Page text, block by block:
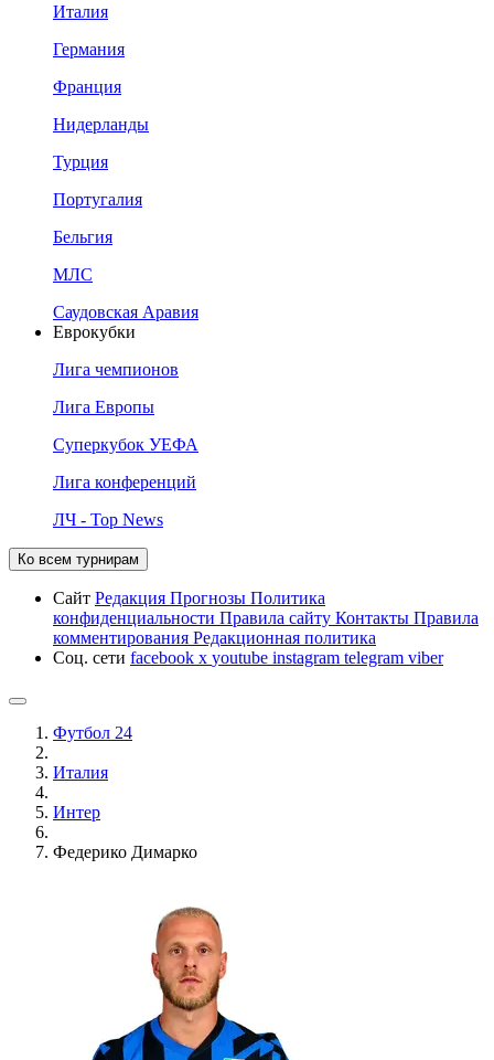
Италия
Германия
Франция
Нидерланды
Турция
Португалия
Бельгия
МЛС
Саудовская Аравия
Еврокубки
Лига чемпионов
Лига Европы
Суперкубок УЕФА
Лига конференций
ЛЧ - Top News
Ко всем турнирам
Сайт Редакция Прогнозы Политика
конфиденциальности Правила сайту Контакты Правила
комментирования Редакционная политика
Соц. сети facebook x youtube instagram telegram viber
Футбол 24
Италия
Интер
Федерико Димарко